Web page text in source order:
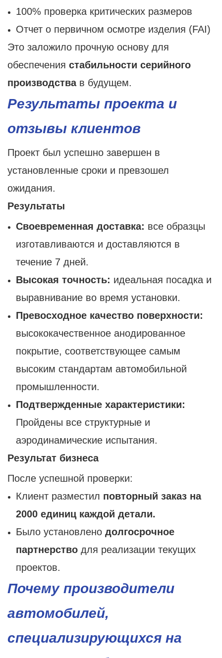
100% проверка критических размеров
Отчет о первичном осмотре изделия (FAI)
Это заложило прочную основу для
обеспечения стабильности серийного
производствав будущем.
Результаты проекта и
отзывы клиентов
Проект был успешно завершен в
установленные сроки и превзошел
ожидания.
Результаты
Своевременная доставка: все образцы
изготавливаются и доставляются в
течение 7 дней.
Высокая точность: идеальная посадка и
выравнивание во время установки.
Превосходное качество поверхности:
высококачественное анодированное
покрытие, соответствующее самым
высоким стандартам автомобильной
промышленности.
Подтвержденные характеристики:
Пройдены все структурные и
аэродинамические испытания.
Результат бизнеса
После успешной проверки:
Клиент разместил повторный заказ на
2000 единиц каждой детали.
Было установлено долгосрочное
партнерстводля реализации текущих
проектов.
Почему производители
автомобилей,
специализирующихся на